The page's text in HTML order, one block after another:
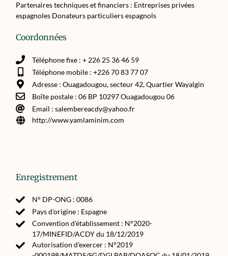
Partenaires techniques et financiers : Entreprises privées
espagnoles Donateurs particuliers espagnols
Coordonnées
Téléphone fixe : + 226 25 36 46 59
Téléphone mobile : +226 70 83 77 07
Adresse : Ouagadougou, secteur 42, Quartier Wayalgin
Boîte postale : 06 BP 10297 Ouagadougou 06
Email : salembereacdy@yahoo.fr
http://www.yamlaminim.com
Enregistrement
N° DP-ONG : 0086
Pays d'origine : Espagne
Convention d'établissement : N°2020-
17/MINEFID/ACDY du 18/12/2019
Autorisation d'exercer : N°2019